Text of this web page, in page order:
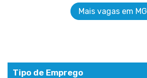
Mais vagas em MG
Tipo de Emprego